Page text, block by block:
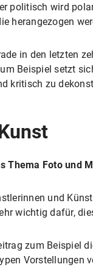
politisch wird
herangezogen
in den letzten
Beispiel setzt
kritisch zu
Thema Foto und
und
wichtig dafür,
zum Beispiel
Vorstellungen